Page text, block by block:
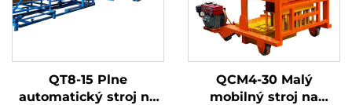
QT8-15 Plne
automatický stroj na
QCM4-30 Malý
mobilný stroj na